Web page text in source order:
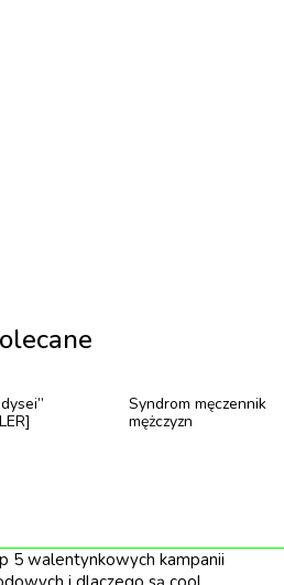
Syndrom
mężczyzn
5 walentynkowych kampanii